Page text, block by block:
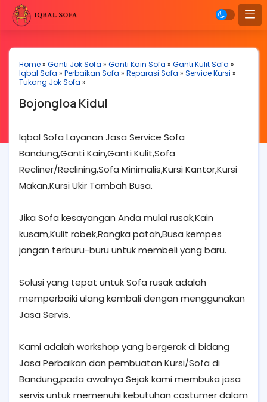
Home» Ganti Jok Sofa » Ganti Kain Sofa » Ganti Kulit Sofa »
Iqbal Sofa » Perbaikan Sofa » Reparasi Sofa » Service Kursi »
Tukang Jok Sofa »
Bojongloa Kidul
Iqbal Sofa Layanan Jasa Service Sofa
Bandung,Ganti Kain,Ganti Kulit,Sofa
Recliner/Reclining,Sofa Minimalis,Kursi Kantor,Kursi
Makan,Kursi Ukir Tambah Busa.
Jika Sofa kesayangan Anda mulai rusak,Kain
kusam,Kulit robek,Rangka patah,Busa kempes
jangan terburu-buru untuk membeli yang baru.
Solusi yang tepat untuk Sofa rusak adalah
memperbaiki ulang kembali dengan menggunakan
Jasa Servis.
Kami adalah workshop yang bergerak di bidang
Jasa Perbaikan dan pembuatan Kursi/Sofa di
Bandung,pada awalnya Sejak kami membuka jasa
servis untuk memenuhi kebutuhan costumer dalam